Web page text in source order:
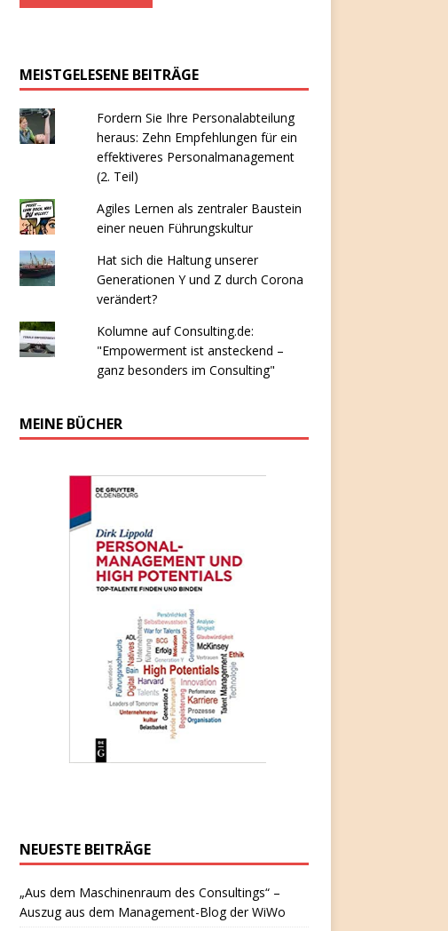
MEISTGELESENE BEITRÄGE
Fordern Sie Ihre Personalabteilung
heraus: Zehn Empfehlungen für ein
effektiveres Personalmanagement
(2. Teil)
Agiles Lernen als zentraler Baustein
einer neuen Führungskultur
Hat sich die Haltung unserer
Generationen Y und Z durch Corona
verändert?
Kolumne auf Consulting.de:
"Empowerment ist ansteckend –
ganz besonders im Consulting"
MEINE BÜCHER
NEUESTE BEITRÄGE
„Aus dem Maschinenraum des Consultings“ –
Auszug aus dem Management-Blog der WiWo